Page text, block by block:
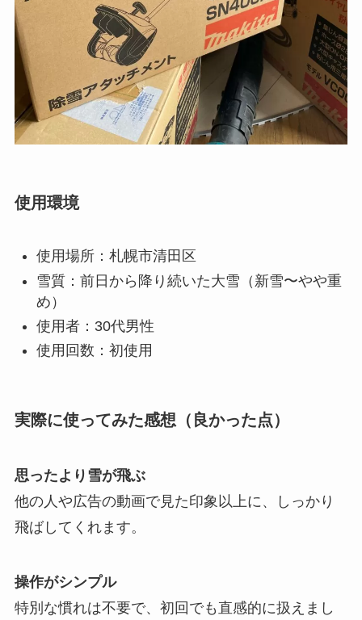
使用環境
使用場所：札幌市清田区
雪質：前日から降り続いた大雪（新雪〜やや重
め）
使用者：30代男性
使用回数：初使用
実際に使ってみた感想（良かった点）
思ったより雪が飛ぶ
他の人や広告の動画で見た印象以上に、しっかり
飛ばしてくれます。
操作がシンプル
特別な慣れは不要で、初回でも直感的に扱えまし